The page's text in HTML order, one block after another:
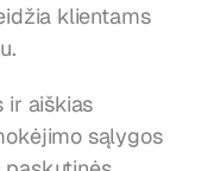
klientams
ir aiškias
sąlygos